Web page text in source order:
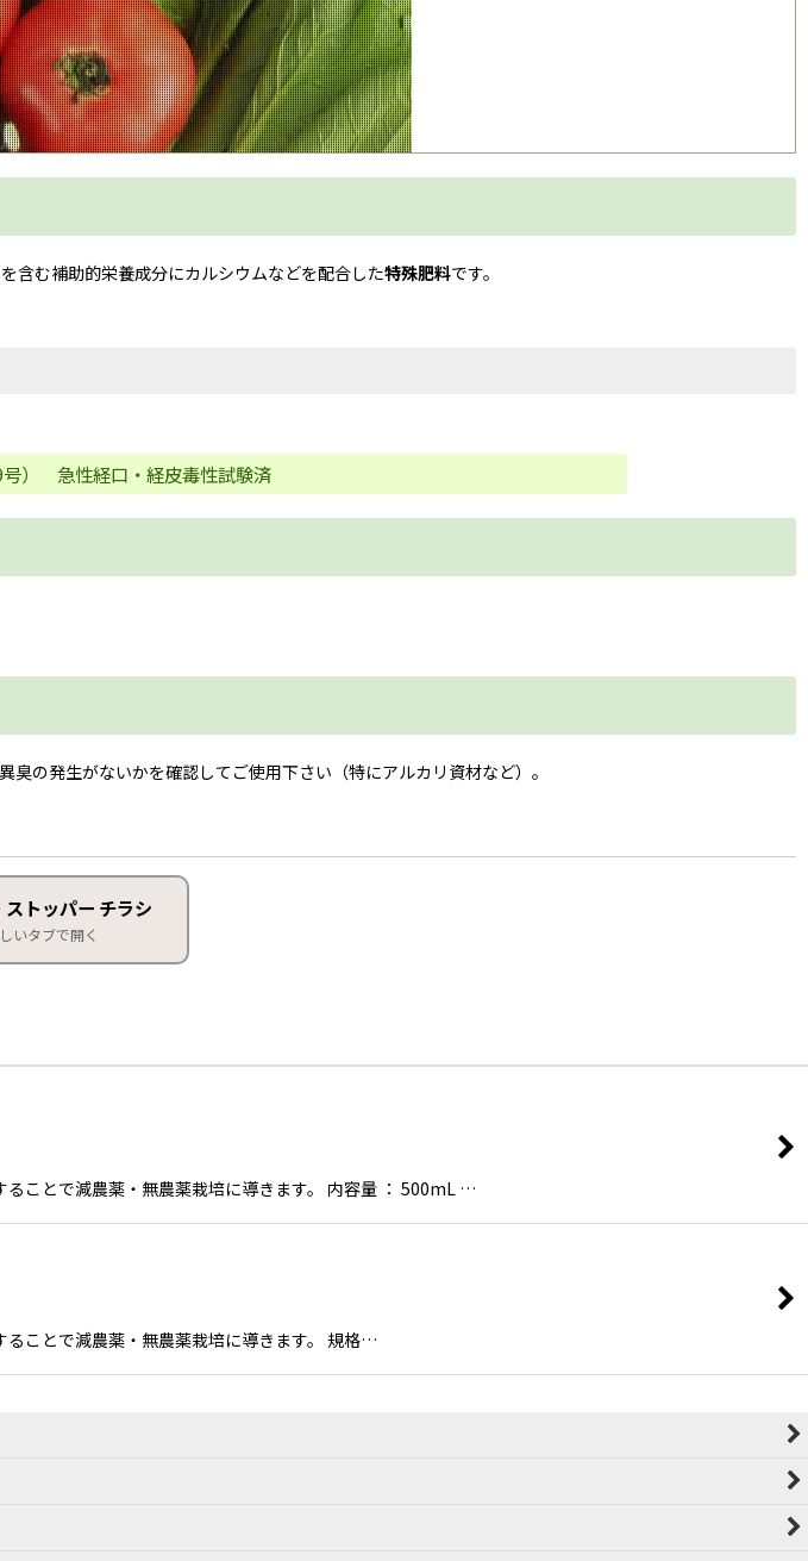
含む補助的栄養成分にカルシウムなどを配合した特殊肥料です。
） 急性経口・経皮毒性試験済
の発生がないかを確認してご使用下さい（特にアルカリ資材など）。
トッパー チラシ
いタブで開く
ことで減農薬・無農薬栽培に導きます。 内容量 ： 500mL …
ことで減農薬・無農薬栽培に導きます。 規格…